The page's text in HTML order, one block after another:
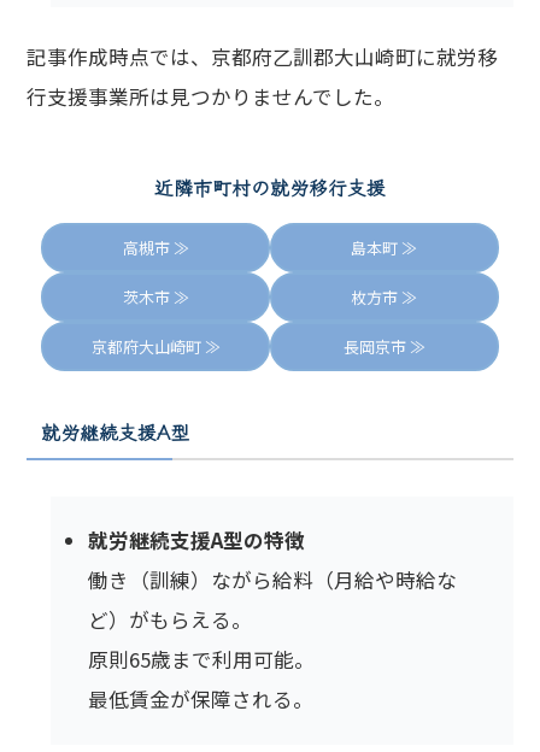
記事作成時点では、京都府乙訓郡大山崎町に就労移
行支援事業所は見つかりませんでした。
近隣市町村の就労移行支援
高槻市 ≫ 島本町 ≫
茨木市 ≫ 枚方市 ≫
京都府大山崎町 ≫ 長岡京市 ≫
就労継続支援A型
就労継続支援A型の特徴
働き（訓練）ながら給料（月給や時給な
ど）がもらえる。
原則65歳まで利用可能。
最低賃金が保障される。